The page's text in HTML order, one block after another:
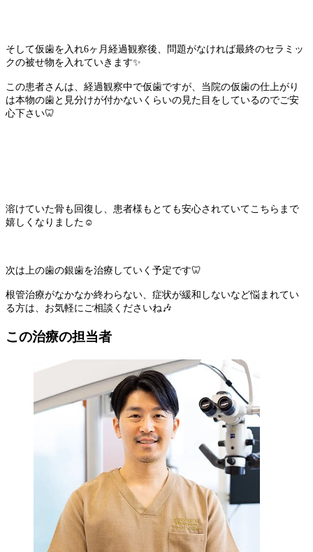
そして仮歯を入れ6ヶ月経過観察後、問題がなければ最終のセラミッ
クの被せ物を入れていきます✨
この患者さんは、経過観察中で仮歯ですが、当院の仮歯の仕上がり
は本物の歯と見分けが付かないくらいの見た目をしているのでご安
心下さい🦷
溶けていた骨も回復し、患者様もとても安心されていてこちらまで
嬉しくなりました☺️
次は上の歯の銀歯を治療していく予定です🦷
根管治療がなかなか終わらない、症状が緩和しないなど悩まれてい
る方は、お気軽にご相談くださいね🎶
この治療の担当者